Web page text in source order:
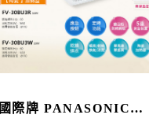
國際牌 PANASONIC